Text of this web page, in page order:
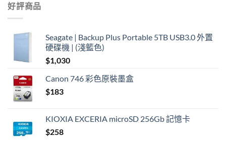
好評商品
Seagate | Backup Plus Portable 5TB USB3.0 外置
硬碟機 | (淺籃色)
$1,030
Canon 746 彩色原裝墨盒
$183
KIOXIA EXCERIA microSD 256Gb 記憶卡
$258